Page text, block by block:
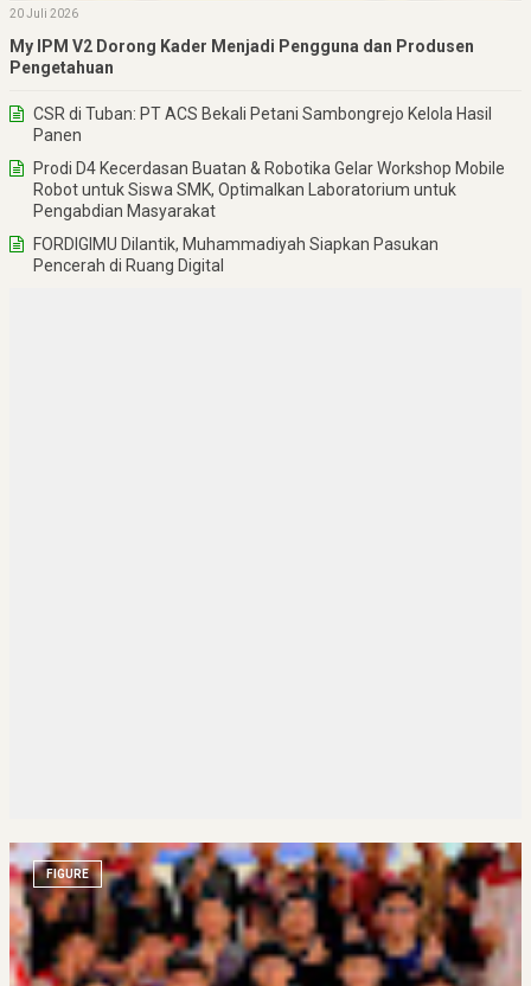
20 Juli 2026
My IPM V2 Dorong Kader Menjadi Pengguna dan Produsen
Pengetahuan
CSR di Tuban: PT ACS Bekali Petani Sambongrejo Kelola Hasil
Panen
Prodi D4 Kecerdasan Buatan & Robotika Gelar Workshop Mobile
Robot untuk Siswa SMK, Optimalkan Laboratorium untuk
Pengabdian Masyarakat
FORDIGIMU Dilantik, Muhammadiyah Siapkan Pasukan
Pencerah di Ruang Digital
FIGURE